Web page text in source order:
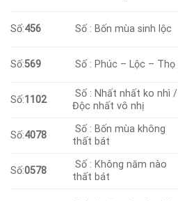
Số:456 Số : Bốn mùa sinh lộc
Số:569 Số : Phúc – Lộc – Thọ
Số:1102
Số : Nhất nhất ko nhì /
Độc nhất vô nhị
Số:4078
Số : Bốn mùa không
thất bát
Số:0578
Số : Không năm nào
thất bát